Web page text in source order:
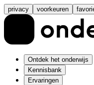
privacy voorkeuren
Ontdek het onderwijs
Kennisbank
Ervaringen